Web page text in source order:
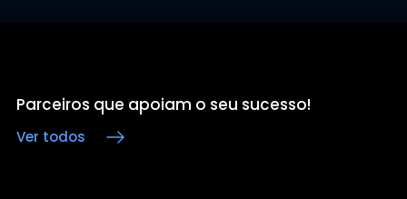
Parceiros que apoiam o seu sucesso!
Ver todos